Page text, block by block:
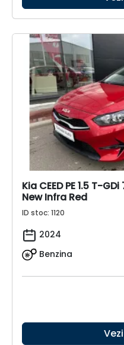
Kia CEED PE 1.5 T-
New Infra Red
ID stoc: 1120
2024
Benzina